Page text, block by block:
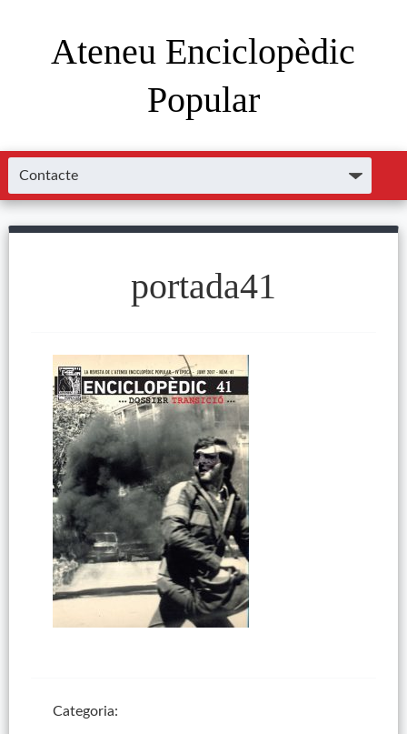
Ateneu Enciclopèdic
Popular
portada41
Categoria: